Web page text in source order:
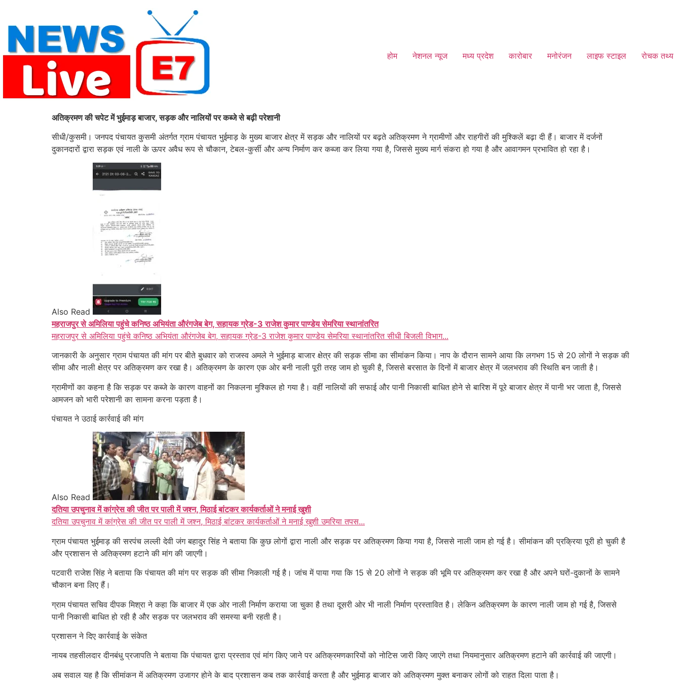
content
होम नेशनल न्यूज मध्य प्रदेश कारोबार मनोरंजन लाइफ स्टाइल रोचक तथ्य
अतिक्रमण की चपेट में भुईमाड़ बाजार, सड़क और नालियों पर कब्जे से बढ़ी परेशानी
सीधी/कुसमी। जनपद पंचायत कुसमी अंतर्गत ग्राम पंचायत भुईमाड़ के मुख्य बाजार क्षेत्र में सड़क और नालियों पर बढ़ते अतिक्रमण ने ग्रामीणों और राहगीरों की मुश्किलें बढ़ा दी हैं। बाजार में दर्जनों
दुकानदारों द्वारा सड़क एवं नाली के ऊपर अवैध रूप से चौकान, टेबल-कुर्सी और अन्य निर्माण कर कब्जा कर लिया गया है, जिससे मुख्य मार्ग संकरा हो गया है और आवागमन प्रभावित हो रहा है।
Also Read
महराजपुर से अमिलिया पहुंचे कनिष्ठ अभियंता औरंगजेब बेग, सहायक ग्रेड-3 राजेश कुमार पाण्डेय सेमरिया स्थानांतरित
महराजपुर से अमिलिया पहुंचे कनिष्ठ अभियंता औरंगजेब बेग, सहायक ग्रेड-3 राजेश कुमार पाण्डेय सेमरिया स्थानांतरित सीधी बिजली विभाग...
जानकारी के अनुसार ग्राम पंचायत की मांग पर बीते बुधवार को राजस्व अमले ने भुईमाड़ बाजार क्षेत्र की सड़क सीमा का सीमांकन किया। नाप के दौरान सामने आया कि लगभग 15 से 20 लोगों ने सड़क की
सीमा और नाली क्षेत्र पर अतिक्रमण कर रखा है। अतिक्रमण के कारण एक ओर बनी नाली पूरी तरह जाम हो चुकी है, जिससे बरसात के दिनों में बाजार क्षेत्र में जलभराव की स्थिति बन जाती है।
ग्रामीणों का कहना है कि सड़क पर कब्जे के कारण वाहनों का निकलना मुश्किल हो गया है। वहीं नालियों की सफाई और पानी निकासी बाधित होने से बारिश में पूरे बाजार क्षेत्र में पानी भर जाता है, जिससे
आमजन को भारी परेशानी का सामना करना पड़ता है।
पंचायत ने उठाई कार्रवाई की मांग
Also Read
दतिया उपचुनाव में कांग्रेस की जीत पर पाली में जश्न, मिठाई बांटकर कार्यकर्ताओं ने मनाई खुशी
दतिया उपचुनाव में कांग्रेस की जीत पर पाली में जश्न, मिठाई बांटकर कार्यकर्ताओं ने मनाई खुशी उमरिया तपस...
ग्राम पंचायत भुईमाड़ की सरपंच लल्ली देवी जंग बहादुर सिंह ने बताया कि कुछ लोगों द्वारा नाली और सड़क पर अतिक्रमण किया गया है, जिससे नाली जाम हो गई है। सीमांकन की प्रक्रिया पूरी हो चुकी है
और प्रशासन से अतिक्रमण हटाने की मांग की जाएगी।
पटवारी राजेश सिंह ने बताया कि पंचायत की मांग पर सड़क की सीमा निकाली गई है। जांच में पाया गया कि 15 से 20 लोगों ने सड़क की भूमि पर अतिक्रमण कर रखा है और अपने घरों-दुकानों के सामने
चौकान बना लिए हैं।
ग्राम पंचायत सचिव दीपक मिश्रा ने कहा कि बाजार में एक ओर नाली निर्माण कराया जा चुका है तथा दूसरी ओर भी नाली निर्माण प्रस्तावित है। लेकिन अतिक्रमण के कारण नाली जाम हो गई है, जिससे
पानी निकासी बाधित हो रही है और सड़क पर जलभराव की समस्या बनी रहती है।
प्रशासन ने दिए कार्रवाई के संकेत
नायब तहसीलदार दीनबंधु प्रजापति ने बताया कि पंचायत द्वारा प्रस्ताव एवं मांग किए जाने पर अतिक्रमणकारियों को नोटिस जारी किए जाएंगे तथा नियमानुसार अतिक्रमण हटाने की कार्रवाई की जाएगी।
अब सवाल यह है कि सीमांकन में अतिक्रमण उजागर होने के बाद प्रशासन कब तक कार्रवाई करता है और भुईमाड़ बाजार को अतिक्रमण मुक्त बनाकर लोगों को राहत दिला पाता है।